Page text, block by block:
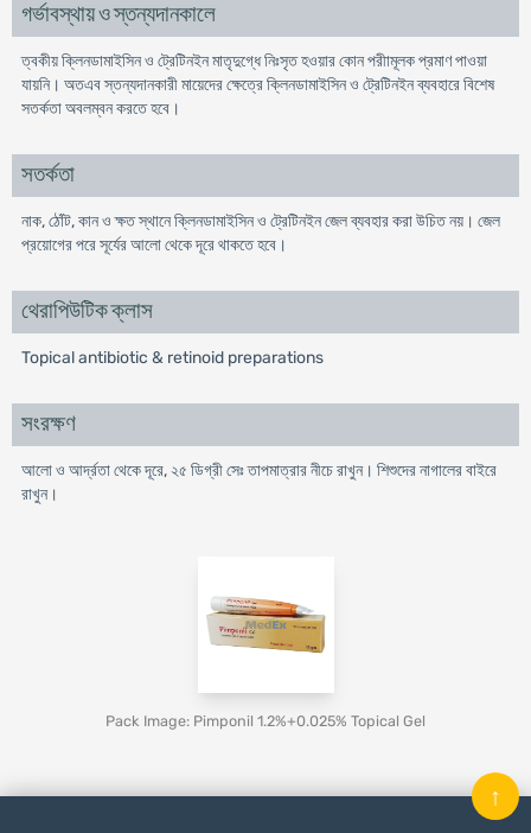
গর্ভাবস্থায় ও স্তন্যদানকালে
ত্বকীয় ক্লিনডামাইসিন ও ট্রেটিনইন মাতৃদুগ্ধে নিঃসৃত হওয়ার কোন পরীামূলক প্রমাণ পাওয়া
যায়নি। অতএব স্তন্যদানকারী মায়েদের ক্ষেত্রে ক্লিনডামাইসিন ও ট্রেটিনইন ব্যবহারে বিশেষ
সতর্কতা অবলম্বন করতে হবে।
সতর্কতা
নাক, ঠোঁট, কান ও ক্ষত স্থানে ক্লিনডামাইসিন ও ট্রেটিনইন জেল ব্যবহার করা উচিত নয়। জেল
প্রয়োগের পরে সূর্যের আলো থেকে দূরে থাকতে হবে।
থেরাপিউটিক ক্লাস
Topical antibiotic & retinoid preparations
সংরক্ষণ
আলো ও আর্দ্রতা থেকে দূরে, ২৫ ডিগ্রী সেঃ তাপমাত্রার নীচে রাখুন। শিশুদের নাগালের বাইরে
রাখুন।
Pack Image: Pimponil 1.2%+0.025% Topical Gel
↑